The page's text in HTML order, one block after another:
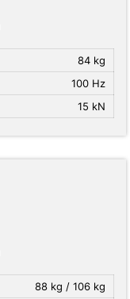
84 kg
100 Hz
15 kN
88 kg / 106 kg